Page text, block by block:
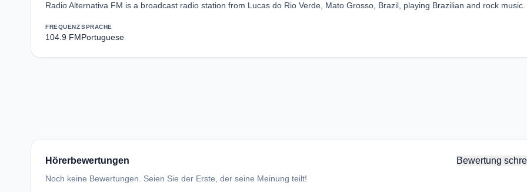
Radio Alternativa FM is a broadcast radio station from Lucas do Rio Verde, Mato Grosso, Brazil, playing Brazilian and rock music.
FREQUENZ
104.9 FM
SPRACHE
Portuguese
Hörerbewertungen Bewertung
Noch keine Bewertungen. Seien Sie der Erste, der seine Meinung teilt!